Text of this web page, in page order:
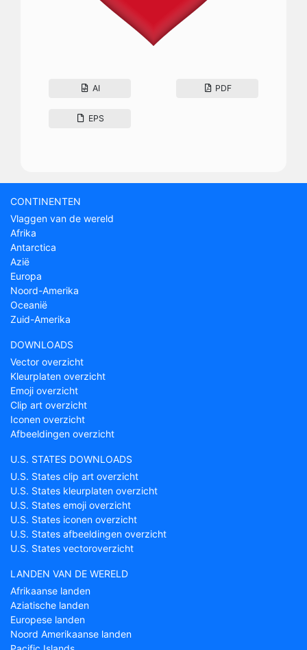
AI PDF
EPS
CONTINENTEN
Vlaggen van de wereld
Afrika
Antarctica
Azië
Europa
Noord-Amerika
Oceanië
Zuid-Amerika
DOWNLOADS
Vector overzicht
Kleurplaten overzicht
Emoji overzicht
Clip art overzicht
Iconen overzicht
Afbeeldingen overzicht
U.S. STATES DOWNLOADS
U.S. States clip art overzicht
U.S. States kleurplaten overzicht
U.S. States emoji overzicht
U.S. States iconen overzicht
U.S. States afbeeldingen overzicht
U.S. States vectoroverzicht
LANDEN VAN DE WERELD
Afrikaanse landen
Aziatische landen
Europese landen
Noord Amerikaanse landen